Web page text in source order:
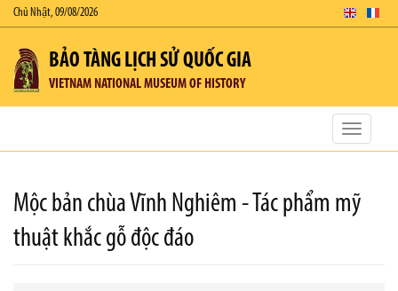
Chủ Nhật, 09/08/2026
BẢO TÀNG LỊCH SỬ QUỐC GIA
VIETNAM NATIONAL MUSEUM OF HISTORY
Toggle
Mộc bản chùa Vĩnh Nghiêm - Tác phẩm mỹ
thuật khắc gỗ độc đáo